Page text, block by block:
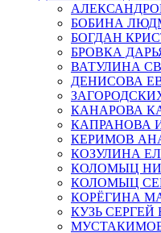
БОБИНА
БОГДАН
БРОВКА
ВАТУЛИНА
ДЕНИСОВА
КАНАРОВА
КАПРАНОВА
КЕРИМОВ
КОЗУЛИНА
КОЛОМЫЦ
КОЛОМЫЦ
КОРЁГИНА
КУЗЬ